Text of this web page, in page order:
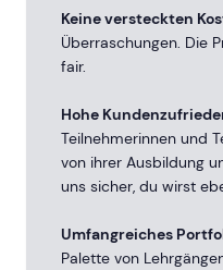
Keine versteckten
Überraschungen. Die
fair.
Hohe
Teilnehmerinnen und
von ihrer Ausbildung
uns sicher, du wirst
Umfangreiches
Palette von